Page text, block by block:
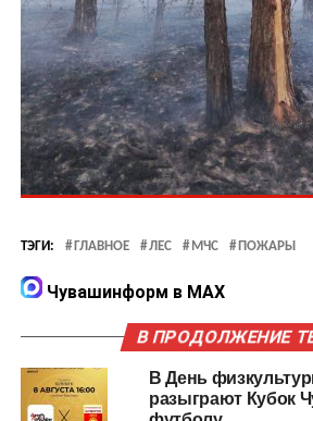
ТЭГИ: ГЛАВНОЕ ЛЕС МЧС ПОЖАРЫ
Чувашинформ в MAX
В ПРОДОЛЖЕНИЕ
В День
разыграют Кубок